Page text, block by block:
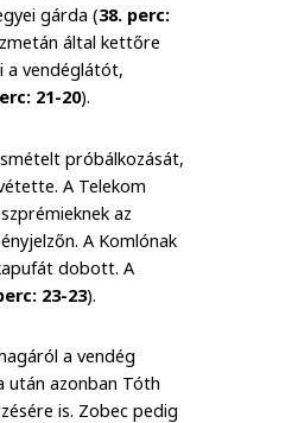
gárda (38. perc:
által kettőre
a vendéglátót,
21-20).
próbálkozását,
A Telekom
az
A Komlónak
dobott. A
23-23).
a vendég
után azonban Tóth
is. Zobec pedig